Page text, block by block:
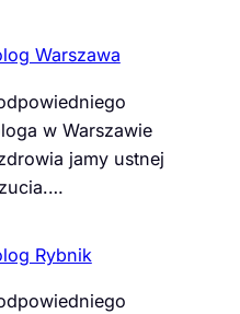
Warszawa
w Warszawie
jamy ustnej
Rybnik